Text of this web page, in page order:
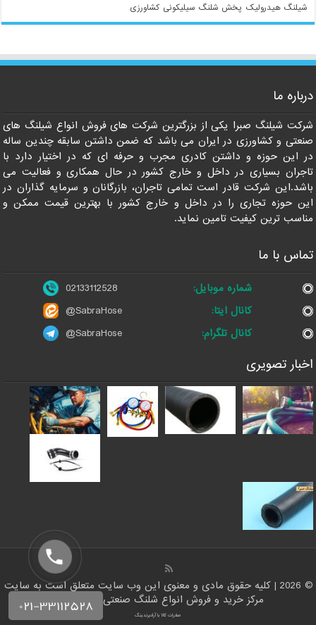
شیلنگ هیدرولیک پخش شلنگ سیلیکونی کشاورزی
درباره ما
شرکت شیلنگ صبرا یکی از بزرگترین شرکت های فروش انواع شیلنگ های
صنعتی و کشاورزی در ایران می باشد که ضمن داشتن سابقه چندین ساله
در این حوزه و داشتن کادری مجرب و حرفه ای که در اختیار دارد با
تاجران بسیاری در داخل و خارج کشور در حال همکاری و فعالیت می
باشد.این شرکت قادر است تمامی تاجران، بازرگانان و سرمایه گذاران در
این حوزه تجاری را در داخل و خارج کشور با بهترین قیمت ممکن و
مناسب ترین کیفیت تامین نماید.
تماس با ما
شماره موبایل:
02133112528
کانال ایتا:
@SabraHose
کانال تلگرام:
@SabraHose
اخبار تصویری
© 2026 | کلیه حقوق مادی و معنوی این وب سایت متعلق است به سایت
مرکز خرید و فروش انواع شلنگ صنعتی | شلنگ من
صادرات کالا با آرادبرندینگ
021-33112528